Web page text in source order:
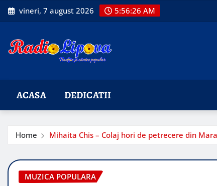
Skip
to
vineri, 7 august 2026 5:56:27 AM
ACASA DEDICATII
Home Mihaita Chis – Colaj hori de petrecere din
MUZICA POPULARA